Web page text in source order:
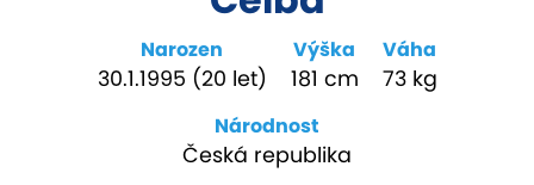
Narozen
30.1.1995 (20 let)
Výška
181 cm
Váha
73 kg
Národnost
Česká republika